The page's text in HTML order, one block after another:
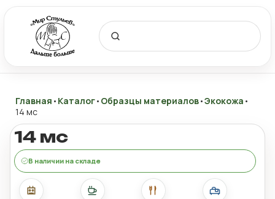
Главная • Каталог• Образцы материалов•Экокожа •
14 мс
14 мс
В наличии на складе